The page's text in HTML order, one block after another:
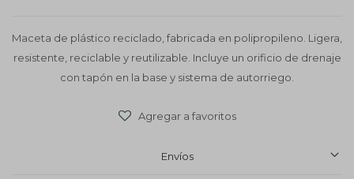
Maceta de plástico reciclado, fabricada en polipropileno. Ligera,
resistente, reciclable y reutilizable. Incluye un orificio de drenaje
con tapón en la base y sistema de autorriego.
Envíos